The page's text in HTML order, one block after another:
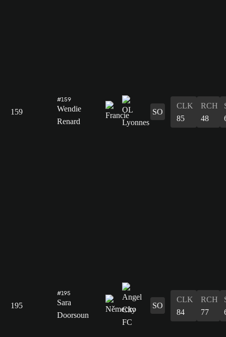
159
#159
Wendie
Renard
SO
CLK
85
RCH
48
195
#195
Sara
Doorsoun
SO
CLK
84
RCH
77